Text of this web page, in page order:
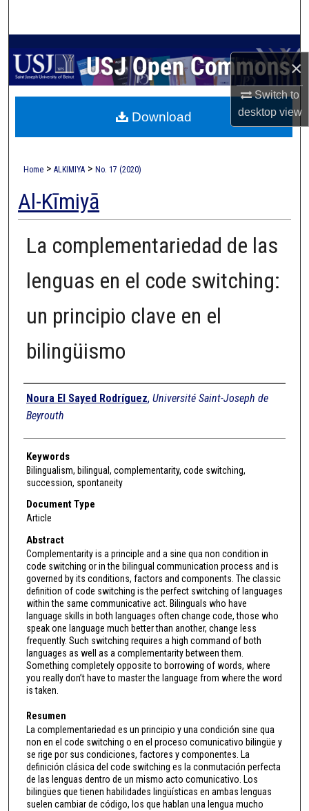
×
Switch to
desktopview
My Account
About
Home > ALKIMIYA > No. 17 (2020)
Al-Kīmiyā
La complementariedad de las
lenguas en el code switching:
un principio clave en el
bilingüismo
Authors
Noura El Sayed Rodríguez, Université Saint-Joseph de
Beyrouth
Keywords
Bilingualism, bilingual, complementarity, code switching,
succession, spontaneity
Document Type
Article
Abstract
Complementarity is a principle and a sine qua non condition in
code switching or in the bilingual communication process and is
governed by its conditions, factors and components. The classic
definition of code switching is the perfect switching of languages
within the same communicative act. Bilinguals who have
language skills in both languages often change code, those who
speak one language much better than another, change less
frequently. Such switching requires a high command of both
languages as well as a complementarity between them.
Something completely opposite to borrowing of words, where
you really don’t have to master the language from where the word
is taken.
Resumen
La complementariedad es un principio y una condición sine qua
non en el code switching o en el proceso comunicativo bilingüe y
se rige por sus condiciones, factores y componentes. La
definición clásica del code switching es la conmutación perfecta
de las lenguas dentro de un mismo acto comunicativo. Los
bilingües que tienen habilidades lingüísticas en ambas lenguas
suelen cambiar de código, los que hablan una lengua mucho
Download